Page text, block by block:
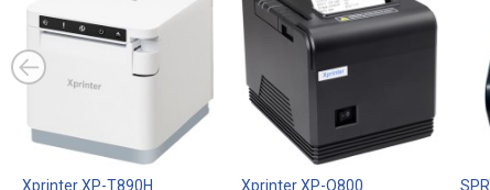
Xprinter XP-T890H Xprinter XP-Q800